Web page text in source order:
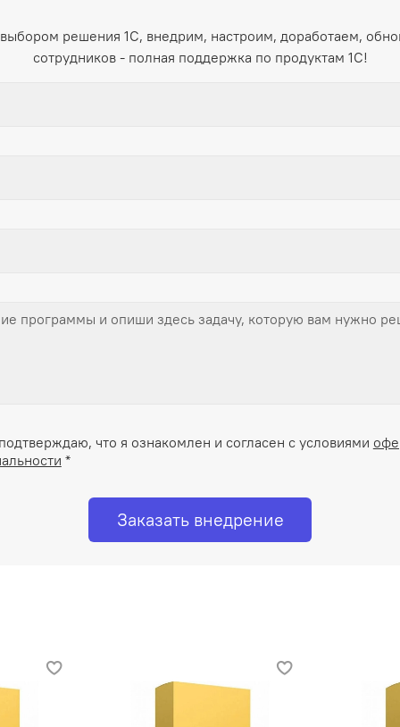
решения 1С, внедрим, настроим, доработаем,
сотрудников - полная поддержка по продуктам 1С!
что я ознакомлен и согласен с условиями
*
Заказать внедрение